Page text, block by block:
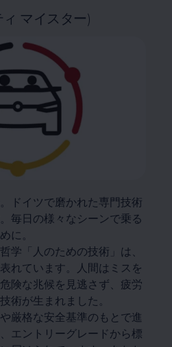
マイスター)
ドイツで磨かれた専門技術
毎日の様々なシーンで乗る
に。
学「人のための技術」は、
れています。人間はミスを
険な兆候を見逃さず、疲労
術が生まれました。
厳格な安全基準のもとで進
エントリーグレードから標